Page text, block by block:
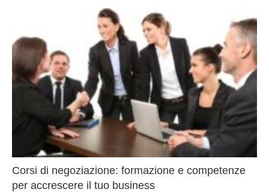
Corsi di negoziazione: formazione e competenze
per accrescere il tuo business